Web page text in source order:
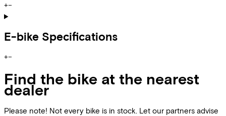
+−
E-bike Specifications
+−
Find the bike at the nearest
dealer
Please note! Not every bike is in stock. Let our partners advise